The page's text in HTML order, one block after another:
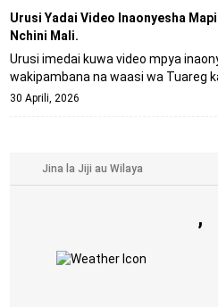
Urusi Yadai Video Inaonyesha
Nchini Mali.
Urusi imedai kuwa video mpya
wakipambana na waasi wa Tuareg
30 Aprili, 2026
,